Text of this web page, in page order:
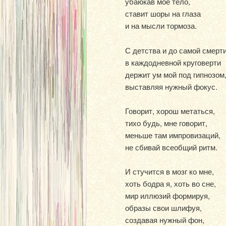
ставит шоры на глаза
и на мысли тормоза.
С детства и до самой
в каждодневной круговерти
держит ум мой под гипнозом,
выставляя нужный фокус.
Говорит, хорош метаться,
тихо будь, мне говорит,
меньше там импровизаций,
не сбивай всеобщий ритм.
И стучится в мозг ко мне,
хоть бодра я, хоть во сне,
мир иллюзий формируя,
образы свои шлифуя,
создавая нужный фон,